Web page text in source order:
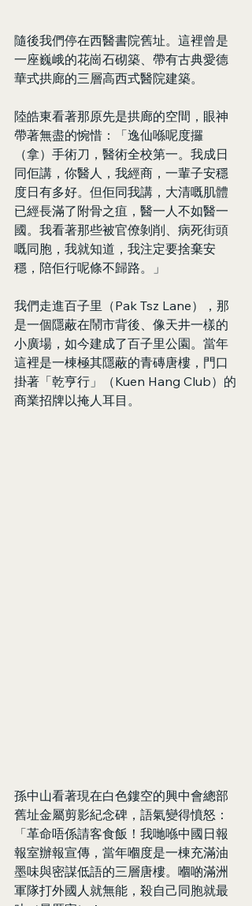
隨後我們停在西醫書院舊址。這裡曾是
一座巍峨的花崗石砌築、帶有古典愛德
華式拱廊的三層高西式醫院建築。
陸皓東看著那原先是拱廊的空間，眼神
帶著無盡的惋惜：「逸仙喺呢度攞
（拿）手術刀，醫術全校第一。我成日
同佢講，你醫人，我經商，一輩子安穩
度日有多好。但佢同我講，大清嘅肌體
已經長滿了附骨之疽，醫一人不如醫一
國。我看著那些被官僚剝削、病死街頭
嘅同胞，我就知道，我注定要捨棄安
穩，陪佢行呢條不歸路。」
我們走進百子里（Pak Tsz Lane），那
是一個隱蔽在鬧市背後、像天井一樣的
小廣場，如今建成了百子里公園。當年
這裡是一棟極其隱蔽的青磚唐樓，門口
掛著「乾亨行」（Kuen Hang Club）的
商業招牌以掩人耳目。
孫中山看著現在白色鏤空的興中會總部
舊址金屬剪影紀念碑，語氣變得憤怒：
「革命唔係請客食飯！我哋喺中國日報
報室辦報宣傳，當年嗰度是一棟充滿油
墨味與密謀低語的三層唐樓。嗰啲滿洲
軍隊打外國人就無能，殺自己同胞就最